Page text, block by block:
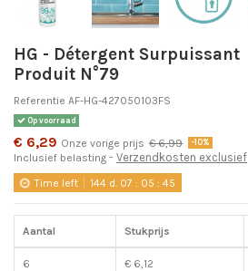
HG - Détergent Surpuissant
Produit N°79
Referentie AF-HG-427050103FS
Op voorraad
€ 6,29 Onze vorige prijs € 6,99 -10%
Inclusief belasting Verzendkosten exclusief
Time left 144 d. 07 : 05 :45
Aantal Stukprijs
6 € 6,12